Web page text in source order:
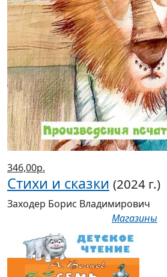
346,00р.
Стихи и сказки
Заходер Борис Владимирович